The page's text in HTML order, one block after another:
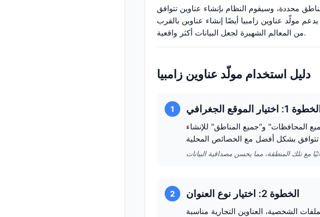
محددة، وسيقوم النظام بإنشاء عناوين تتوافق
مولّد عناوين زامبيا أيضًا إنشاء عناوين بالقرب
من المعالم الشهيرة لجعل البيانات أكثر واقعية.
دليل استخدام مولّد عناوين زامبيا
1 الخطوة 1: اختيار الموقع الجغرافي
المحافظات" و"جميع المناطق" للإنشاء
2 الخطوة 2: اختيار نوع العنوان
الشخصية، العناوين التجارية مناسبة